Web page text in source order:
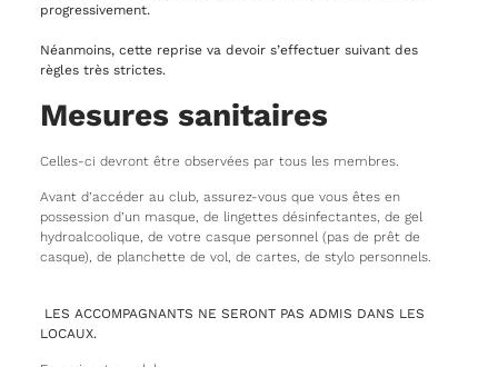
RETOUR AUX NEWS
progressivement.
Néanmoins, cette reprise va devoir s’effectuer suivant des
règles très strictes.
Mesures sanitaires
Celles-ci devront être observées par tous les membres.
Avant d’accéder au club, assurez-vous que vous êtes en
possession d’un masque, de lingettes désinfectantes, de gel
hydroalcoolique, de votre casque personnel (pas de prêt de
casque), de planchette de vol, de cartes, de stylo personnels.
LES ACCOMPAGNANTS NE SERONT PAS ADMIS DANS LES
LOCAUX.